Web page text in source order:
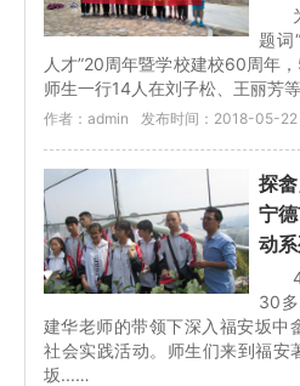
题词
人才”20周年暨学校建校60周年
师生一行14人在刘子松、王丽芳
作者：admin 发布时间：2018-05-22
探
宁
动
30
建华老师的带领下深入福安坂中
社会实践活动。师生们来到福
坂...…